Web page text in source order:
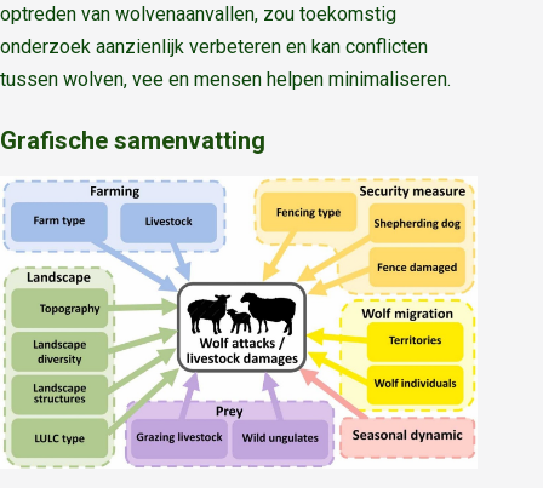
optreden van wolvenaanvallen, zou toekomstig
onderzoek aanzienlijk verbeteren en kan conflicten
tussen wolven, vee en mensen helpen minimaliseren.
Grafische samenvatting